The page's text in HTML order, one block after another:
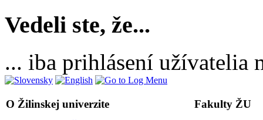
Vedeli ste, že...
... iba prihlásení užívatelia
O Žilinskej univerzite Fakulty ŽU